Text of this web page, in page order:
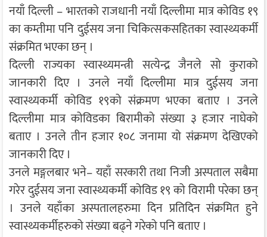
नयाँ दिल्ली – भारतको राजधानी नयाँ दिल्लीमा मात्र कोविड १९
का कम्तीमा पनि दुईसय जना चिकित्सकसहितका स्वास्थ्यकर्मी
संक्रमित भएका छन् ।
दिल्ली राज्यका स्वास्थ्यमन्त्री सत्येन्द्र जैनले सो कुराको
जानकारी दिए । उनले नयाँ दिल्लीमा मात्र दुईसय जना
स्वास्थ्यकर्मी कोविड १९को संक्रमण भएका बताए । उनले
दिल्लीमा मात्र कोविडका बिरामीको संख्या ३ हजार नाघेको
बताए । उनले तीन हजार १०८ जनामा यो संक्रमण देखिएको
जानकारी दिए ।
उनले मङ्गलबार भने– यहाँ सरकारी तथा निजी अस्पताल सबैमा
गरेर दुईसय जना स्वास्थ्यकर्मी कोविड १९ को विरामी परेका छन्
। उनले यहाँका अस्पतालहरुमा दिन प्रतिदिन संक्रमित हुने
स्वास्थ्यकर्मीहरुको संख्या बढ्ने गरेको पनि बताए ।